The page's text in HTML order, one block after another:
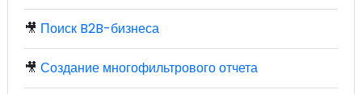
🎥 Поиск B2B-бизнеса
🎥 Создание многофильтрового отчета